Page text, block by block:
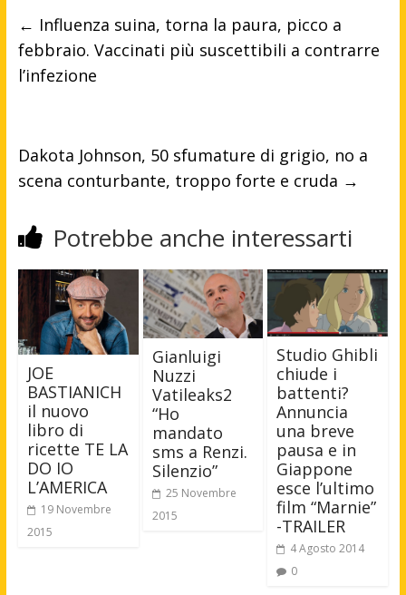
← Influenza suina, torna la paura, picco a
febbraio. Vaccinati più suscettibili a contrarre
l’infezione
Dakota Johnson, 50 sfumature di grigio, no a
scena conturbante, troppo forte e cruda →
Potrebbe anche interessarti
JOE
BASTIANICH
il nuovo
libro di
ricette TE LA
DO IO
L’AMERICA
19 Novembre
2015
Gianluigi
Nuzzi
Vatileaks2
“Ho
mandato
sms a Renzi.
Silenzio”
25 Novembre
2015
Studio Ghibli
chiude i
battenti?
Annuncia
una breve
pausa e in
Giappone
esce l’ultimo
film “Marnie”
-TRAILER
4 Agosto 2014
0